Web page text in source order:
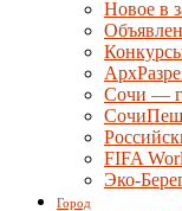
Новое в
Сочи —
FIFA
Эко-
Город